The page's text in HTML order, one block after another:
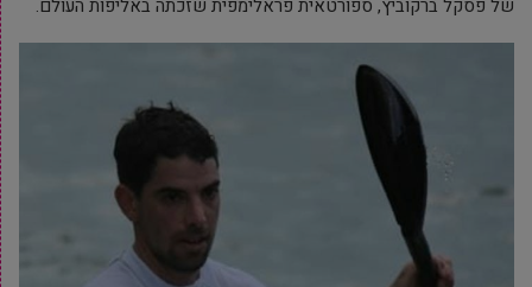
של פסקל ברקוביץ, ספורטאית פראלימפית שזכתה באליפות העולם.